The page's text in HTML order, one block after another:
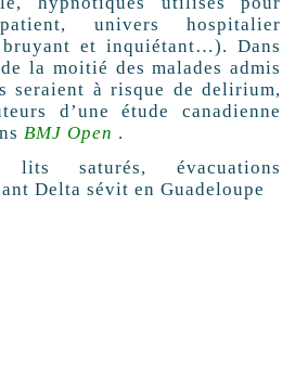
univers hospitalier
et inquiétant…). Dans
la moitié des malades admis
seraient à risque de delirium,
d’une étude canadienne
BMJ Open .
lits saturés, évacuations
Delta sévit en Guadeloupe